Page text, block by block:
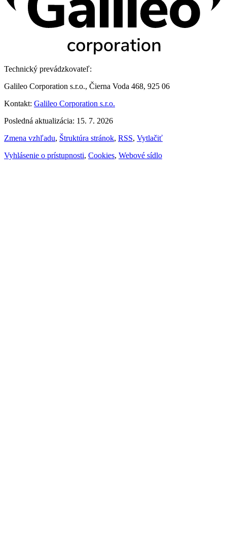
Technický prevádzkovateľ:
Galileo Corporation s.r.o., Čierna Voda 468, 925 06
Kontakt: Galileo Corporation s.r.o.
Posledná aktualizácia: 15. 7. 2026
Zmena vzhľadu, Štruktúra stránok, RSS, Vytlačiť
Vyhlásenie o prístupnosti, Cookies, Webové sídlo